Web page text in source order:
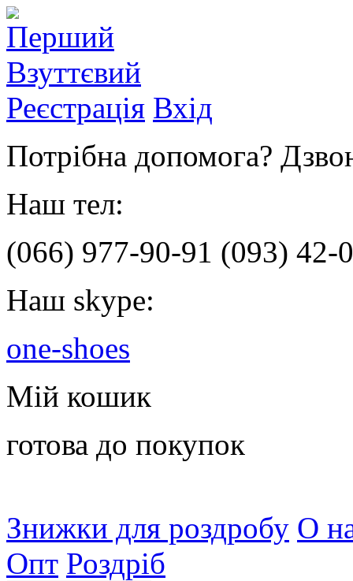
Реєстрація Вхід
Потрібна допомога?
Наш тел:
(066) 977-90-91 (093) 42-
Наш skype:
one-shoes
Мій кошик
готова до покупок
Знижки для роздробу О
Опт Роздріб